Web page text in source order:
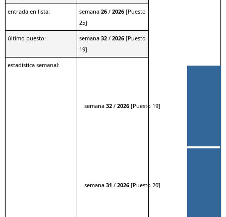
entrada en lista: semana 26/ 2026[Puesto
25]
último puesto: semana 32/ 2026[Puesto
19]
estadistica semanal:
semana 32/ 2026[Puesto 19]
semana 31 / 2026[Puesto 20]